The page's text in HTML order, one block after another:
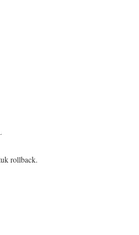
rollback.